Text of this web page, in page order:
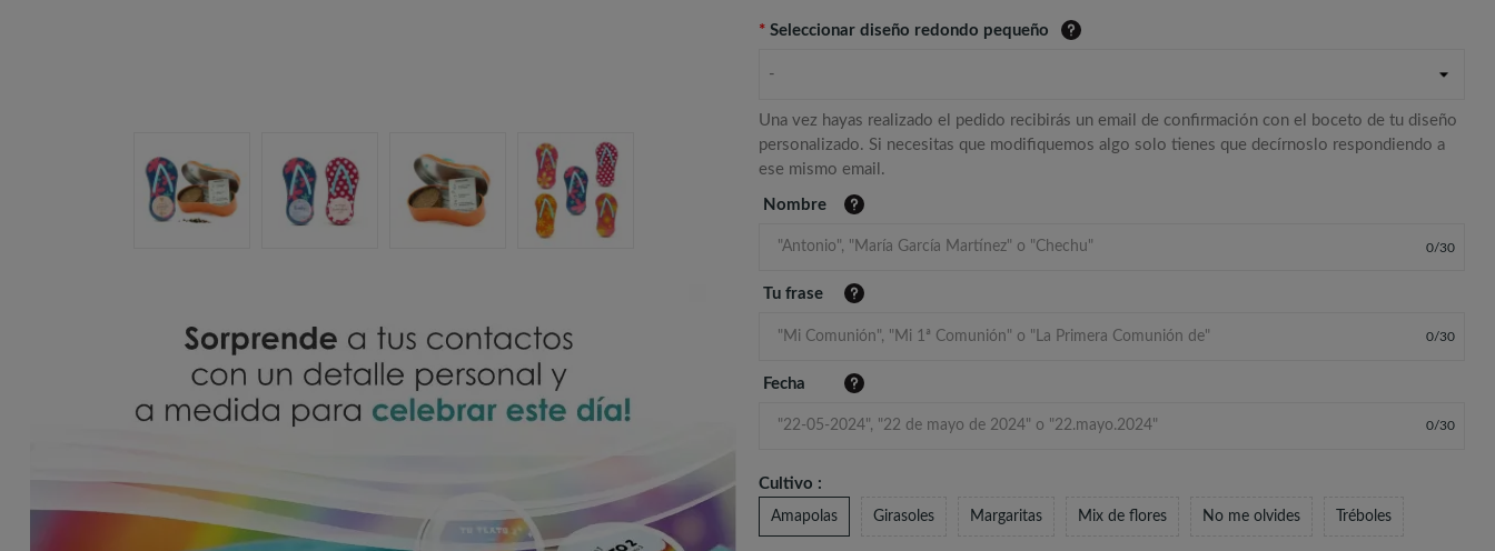
* Seleccionar diseño redondo pequeño
-
Una vez hayas realizado el pedido recibirás un email de confirmación con el boceto de tu diseño
personalizado. Si necesitas que modifiquemos algo solo tienes que decírnoslo respondiendo a
ese mismo email.
Nombre
0/30
Tu frase
0/30
Fecha
0/30
Cultivo :
Amapolas Girasoles Margaritas Mix de flores No me olvides Tréboles